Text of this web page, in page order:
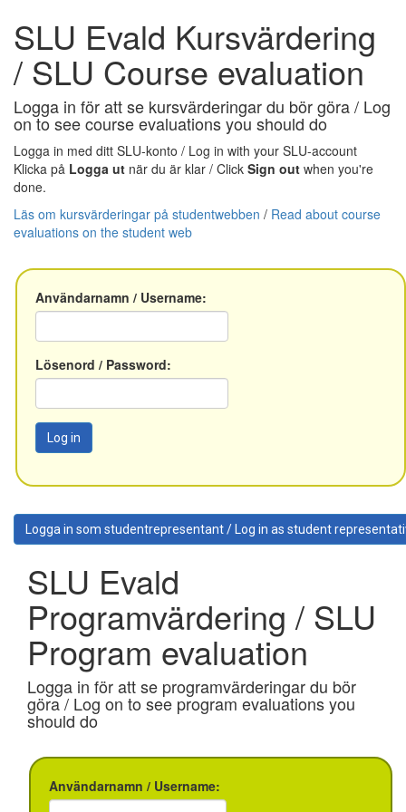
SLU Evald Kursvärdering
/ SLU Course evaluation
Logga in för att se kursvärderingar du bör göra / Log
on to see course evaluations you should do
Logga in med ditt SLU-konto / Log in with your SLU-account
Klicka på Logga ut när du är klar / Click Sign out when you're
done.
Läs om kursvärderingar på studentwebben / Read about course
evaluations on the student web
Användarnamn / Username:
Lösenord / Password:
Log in
Logga in som studentrepresentant / Log in as student
SLU Evald
Programvärdering / SLU
Program evaluation
Logga in för att se programvärderingar du bör
göra / Log on to see program evaluations you
should do
Användarnamn / Username: